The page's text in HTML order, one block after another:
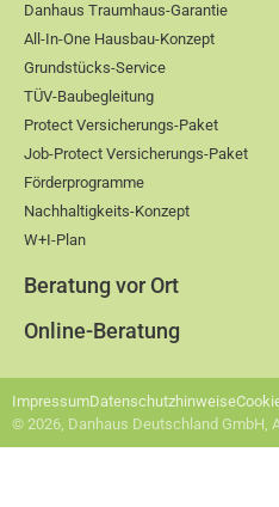
Danhaus Traumhaus-Garantie
All-In-One Hausbau-Konzept
Grundstücks-Service
TÜV-Baubegleitung
Protect Versicherungs-Paket
Job-Protect Versicherungs-Paket
Förderprogramme
Nachhaltigkeits-Konzept
W+I-Plan
Beratung vor Ort
Online-Beratung
ImpressumDatenschutzhinweise
© 2026, Danhaus Deutschland GmbH,